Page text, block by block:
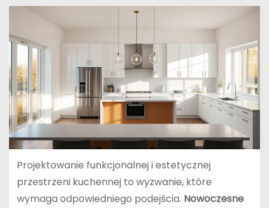
Projektowanie funkcjonalnej i estetycznej
przestrzeni kuchennej to wyzwanie, które
wymaga odpowiedniego podejścia. Nowoczesne